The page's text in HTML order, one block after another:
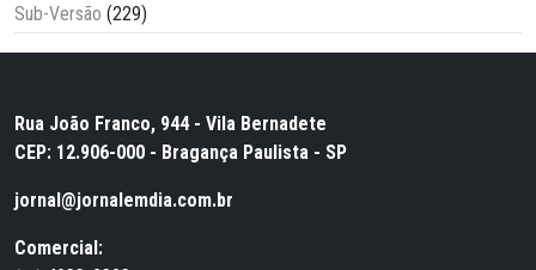
Sub-Versão (229)
Rua João Franco, 944 - Vila Bernadete
CEP: 12.906-000 - Bragança Paulista - SP
jornal@jornalemdia.com.br
Comercial: